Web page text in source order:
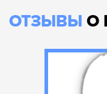
ОТЗЫВЫ О